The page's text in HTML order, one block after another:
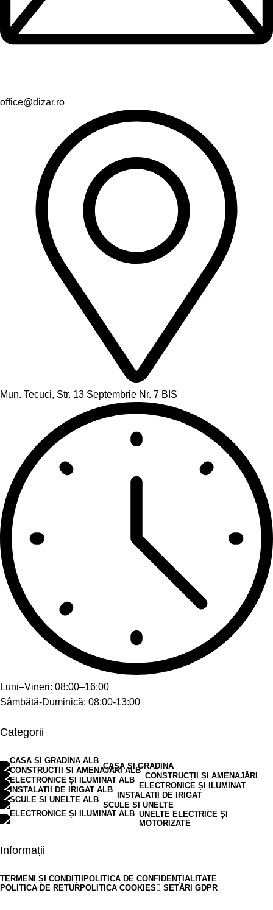
office@dizar.ro
Mun. Tecuci, Str. 13 Septembrie Nr. 7 BIS
Luni–Vineri: 08:00–16:00
Sâmbătă-Duminică: 08:00-13:00
Categorii
CASA SI GRADINA
CONSTRUCȚII ȘI AMENAJĂRI
ELECTRONICE ȘI ILUMINAT
INSTALATII DE IRIGAT
SCULE SI UNELTE
UNELTE ELECTRICE ȘI
MOTORIZATE
Informații
TERMENI ȘI CONDIȚII
POLITICA DE CONFIDENȚIALITATE
POLITICA DE RETURPOLITICA COOKIES SETĂRI GDPR